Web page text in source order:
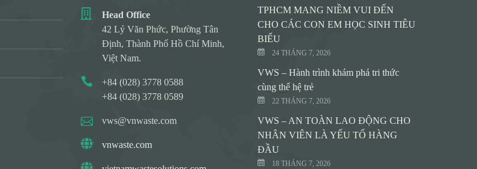
Head Office
42 Lý Văn Phức, Phường Tân
Định, Thành Phố Hồ Chí Minh,
Việt Nam.
+84 (028) 3778 0588
+84 (028) 3778 0589
vws@vnwaste.com
vnwaste.com
TPHCM MANG NIỀM VUI ĐẾN
CHO CÁC CON EM HỌC SINH TIÊU
BIỂU
24 THÁNG 7, 2026
VWS – Hành trình khám phá tri thức
cùng thế hệ trẻ
22 THÁNG 7, 2026
VWS – AN TOÀN LAO ĐỘNG CHO
NHÂN VIÊN LÀ YẾU TỐ HÀNG
ĐẦU
18 THÁNG 7, 2026